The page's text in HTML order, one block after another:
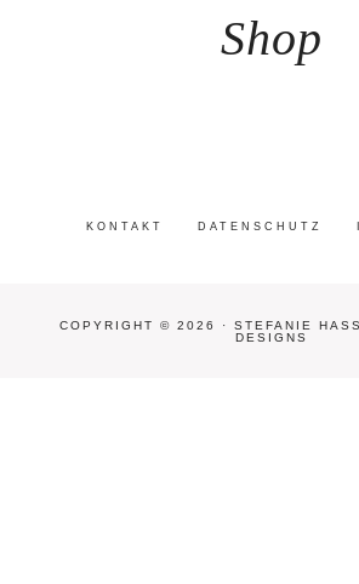
Shop
KONTAKT DATENSCHUTZ
COPYRIGHT © 2026 · STEFANIE
DESIGNS